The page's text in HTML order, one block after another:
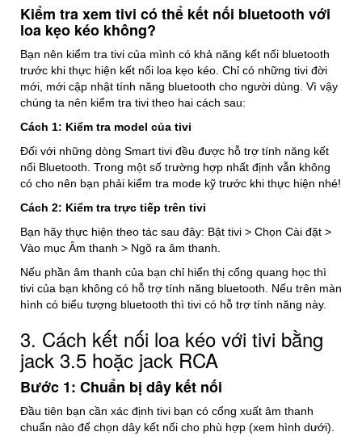
Kiểm tra xem tivi có thể kết nối bluetooth với
loa kẹo kéo không?
Bạn nên kiểm tra tivi của mình có khả năng kết nối bluetooth
trước khi thực hiện kết nối loa kẹo kéo. Chỉ có những tivi đời
mới, mới cập nhật tính năng bluetooth cho người dùng. Vì vậy
chúng ta nên kiểm tra tivi theo hai cách sau:
Cách 1: Kiểm tra model của tivi
Đối với những dòng Smart tivi đều được hỗ trợ tính năng kết
nối Bluetooth. Trong một số trường hợp nhất định vẫn không
có cho nên bạn phải kiểm tra mode kỹ trước khi thực hiện nhé!
Cách 2: Kiểm tra trực tiếp trên tivi
Bạn hãy thực hiện theo tác sau đây: Bật tivi > Chọn Cài đặt >
Vào mục Âm thanh > Ngõ ra âm thanh.
Nếu phần âm thanh của bạn chỉ hiển thị cổng quang học thì
tivi của bạn không có hỗ trợ tính năng bluetooth. Nếu trên màn
hình có biểu tượng bluetooth thì tivi có hỗ trợ tính năng này.
3. Cách kết nối loa kéo với tivi bằng
jack 3.5 hoặc jack RCA
Bước 1: Chuẩn bị dây kết nối
Đầu tiên bạn cần xác định tivi bạn có cổng xuất âm thanh
chuẩn nào để chọn dây kết nối cho phù hợp (xem hình dưới).